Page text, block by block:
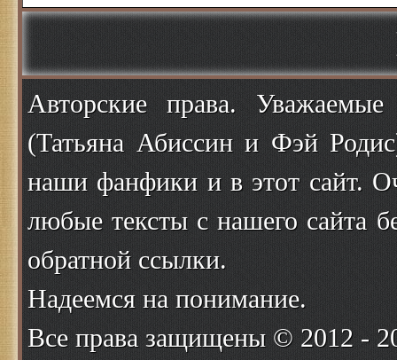
Авторские права.
(Татьяна Абиссин и Фэй
наши фанфики и в этот сайт.
любые тексты с нашего сайта
обратной ссылки.
Надеемся на понимание.
Все права защищены © 2012 -